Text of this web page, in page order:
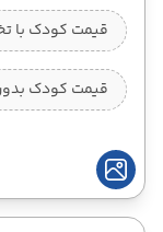
قیمت کودک با
قیمت کودک